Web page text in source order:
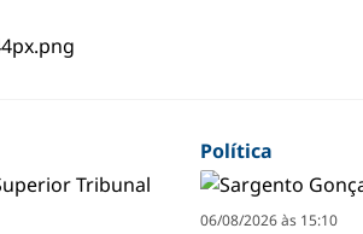
Política
06/08/2026 às 15:10